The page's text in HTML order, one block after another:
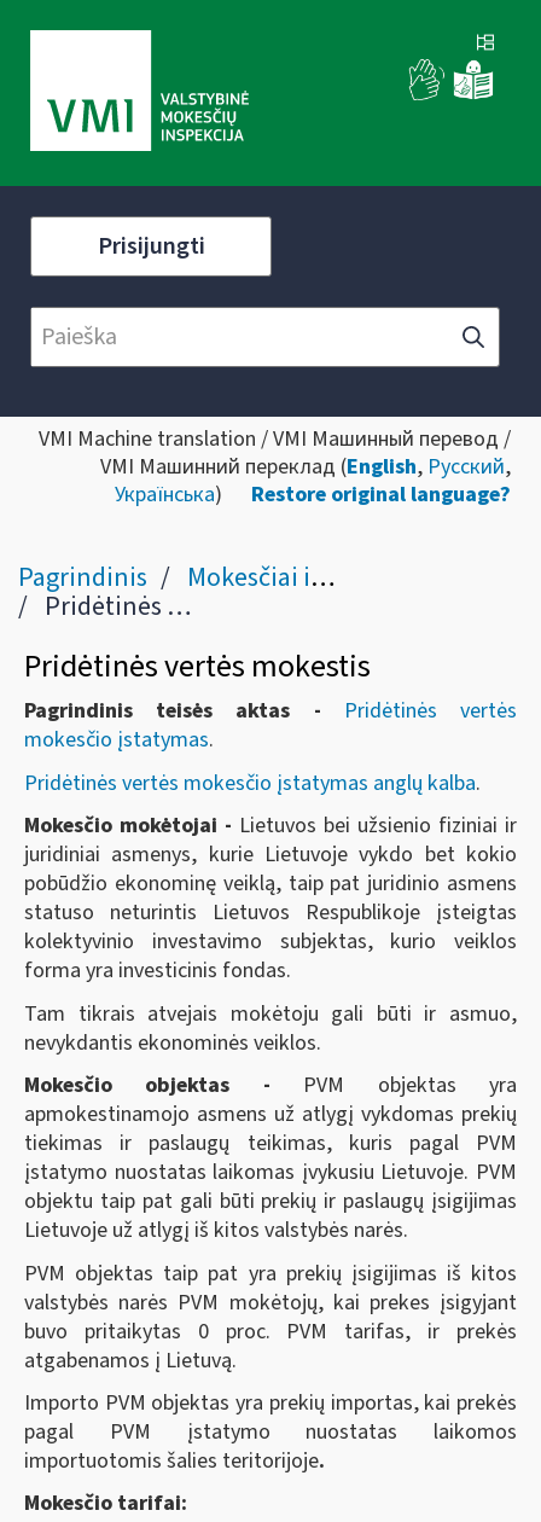
Prisijungti
VMI Machine translation / VMI Машинный перевод /
VMI Машинний переклад (English, Русский,
Українська) Restore original language?
Pagrindinis Mokesčiai ir jų dydžiai
Pridėtinės vertės mokestis
Pridėtinės vertės mokestis
Pagrindinis teisės aktas - Pridėtinės vertės
mokesčio įstatymas.
Pridėtinės vertės mokesčio įstatymas anglų kalba.
Mokesčio mokėtojai - Lietuvos bei užsienio fiziniai ir
juridiniai asmenys, kurie Lietuvoje vykdo bet kokio
pobūdžio ekonominę veiklą, taip pat juridinio asmens
statuso neturintis Lietuvos Respublikoje įsteigtas
kolektyvinio investavimo subjektas, kurio veiklos
forma yra investicinis fondas.
Tam tikrais atvejais mokėtoju gali būti ir asmuo,
nevykdantis ekonominės veiklos.
Mokesčio objektas - PVM objektas yra
apmokestinamojo asmens už atlygį vykdomas prekių
tiekimas ir paslaugų teikimas, kuris pagal PVM
įstatymo nuostatas laikomas įvykusiu Lietuvoje. PVM
objektu taip pat gali būti prekių ir paslaugų įsigijimas
Lietuvoje už atlygį iš kitos valstybės narės.
PVM objektas taip pat yra prekių įsigijimas iš kitos
valstybės narės PVM mokėtojų, kai prekes įsigyjant
buvo pritaikytas 0 proc. PVM tarifas, ir prekės
atgabenamos į Lietuvą.
Importo PVM objektas yra prekių importas, kai prekės
pagal PVM įstatymo nuostatas laikomos
importuotomis šalies teritorijoje.
Mokesčio tarifai: